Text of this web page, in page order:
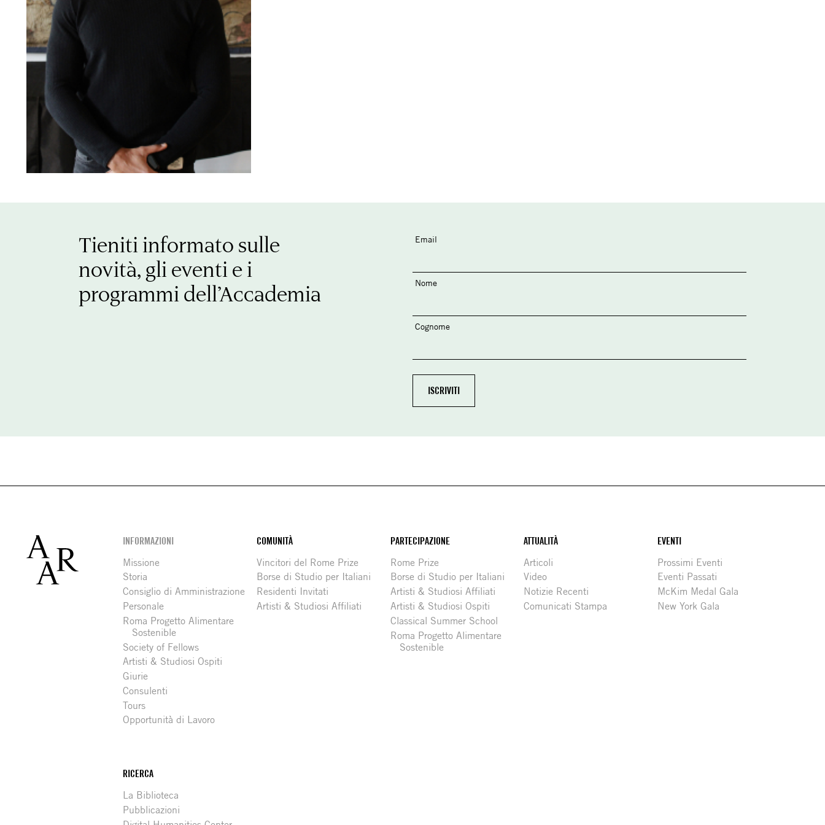
Tieniti informato sulle
novità, gli eventi e i
programmi dell’Accademia
Email
Nome
Cognome
Footer
INFORMAZIONI
Missione
Storia
Consiglio di Amministrazione
Personale
Roma Progetto Alimentare
Sostenible
Society of Fellows
Artisti & Studiosi Ospiti
Giurie
Consulenti
Tours
Opportunità di Lavoro
COMUNITÀ
Vincitori del Rome Prize
Borse di Studio per Italiani
Residenti Invitati
Artisti & Studiosi Affiliati
PARTECIPAZIONE
Rome Prize
Borse di Studio per Italiani
Artisti & Studiosi Affiliati
Artisti & Studiosi Ospiti
Classical Summer School
Roma Progetto Alimentare
Sostenible
ATTUALITÀ
Articoli
Video
Notizie Recenti
Comunicati Stampa
EVENTI
Prossimi Eventi
Eventi Passati
McKim Medal Gala
New York Gala
RICERCA
La Biblioteca
Pubblicazioni